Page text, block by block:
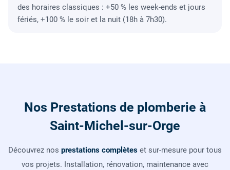
des horaires classiques : +50 % les week-ends et jours
fériés, +100 % le soir et la nuit (18h à 7h30).
Nos Prestations de plomberie à
Saint-Michel-sur-Orge
Découvrez nos prestations complètes et sur-mesure pour tous
vos projets. Installation, rénovation, maintenance avec